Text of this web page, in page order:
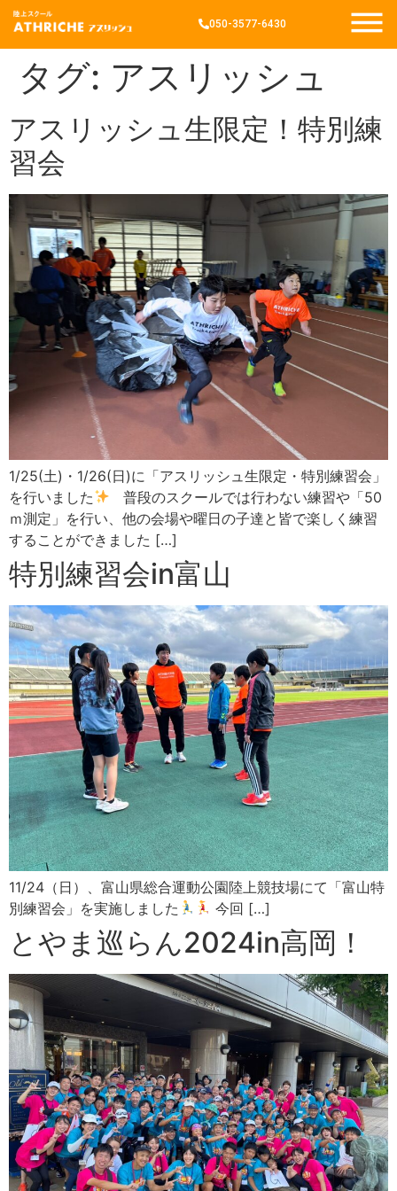
050-3577-6430
タグ: アスリッシュ
アスリッシュ生限定！特別練
習会
1/25(土)・1/26(日)に「アスリッシュ生限定・特別練習会」
を行いました
普段のスクールでは行わない練習や「50
ｍ測定」を行い、他の会場や曜日の子達と皆で楽しく練習
することができました […]
特別練習会in富山
11/24（日）、富山県総合運動公園陸上競技場にて「富山特
別練習会」を実施しました
今回 […]
とやま巡らん2024in高岡！